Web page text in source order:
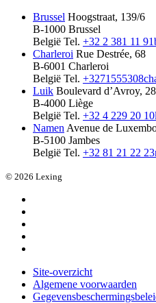
Brussel Hoogstraat, 139/6
B-1000 Brussel
België Tel. +32 2 381 11 91
Charleroi Rue Destrée, 68
B-6001 Charleroi
België Tel. +3271555308
Luik Boulevard d’Avroy,
B-4000 Liège
België Tel. +32 4 229 20 10
Namen Avenue de
B-5100 Jambes
België Tel. +32 81 21 22 23
© 2026 Lexing
Site-overzicht
Algemene voorwaarden